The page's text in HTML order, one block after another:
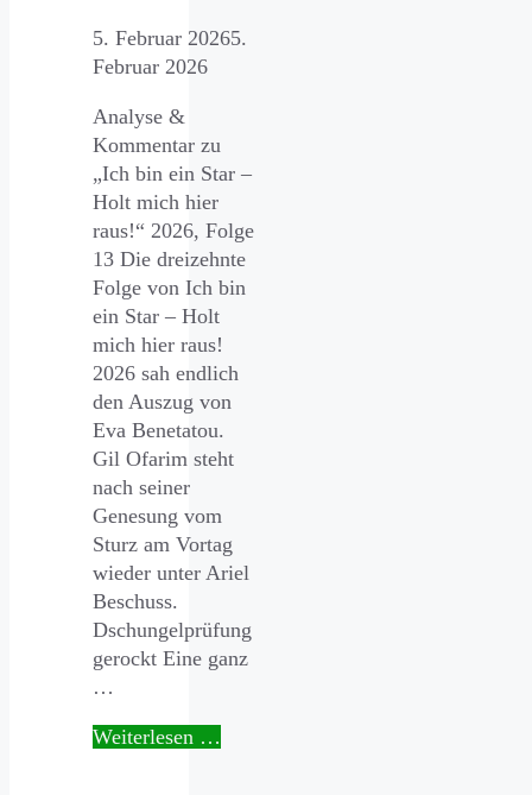
5. Februar 20265.
Februar 2026
Analyse &
Kommentar zu
„Ich bin ein Star –
Holt mich hier
raus!“ 2026, Folge
13 Die dreizehnte
Folge von Ich bin
ein Star – Holt
mich hier raus!
2026 sah endlich
den Auszug von
Eva Benetatou.
Gil Ofarim steht
nach seiner
Genesung vom
Sturz am Vortag
wieder unter Ariel
Beschuss.
Dschungelprüfung
gerockt Eine ganz
…
Weiterlesen …